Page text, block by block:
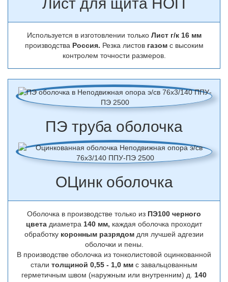
Лист для щита НОП
Используется в изготовлении только Лист г/к 16 мм
производства Россия. Резка листов газомс высоким
контролем точности размеров.
ПЭ труба оболочка
ОЦинк оболочка
Оболочка в производстве только из ПЭ100 черного
цвета диаметра 140 мм, каждая оболочка проходит
обработку коронным разрядом для лучшей адгезии
оболочки и пены.
В производстве оболочка из тонколистовой оцинкованной
стали толщиной 0,55 - 1,0 мм с завальцованным
герметичным швом (наружным или внутренним) д. 140